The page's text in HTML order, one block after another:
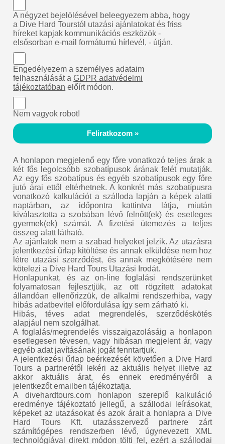
A négyzet bejelölésével beleegyezem abba, hogy
a Dive Hard Tourstól utazási ajánlatokat és friss
híreket kapjak kommunikációs eszközök -
elsősorban e-mail formátumú hírlevél, - útján.
Engedélyezem a személyes adataim
felhasználását aGDPR adatvédelmi
tájékoztatóban előírt módon.
Nem vagyok robot!
Feliratkozom »
A honlapon megjelenő egy főre vonatkozó teljes árak a
két fős legolcsóbb szobatípusok árának felét mutatják.
Az egy fős szobatípus és egyéb szobatípusok egy főre
jutó árai ettől eltérhetnek. A konkrét más szobatípusra
vonatkozó kalkulációt a szálloda lapján a képek alatti
naptárban, az időpontra kattintva látja, miután
kiválasztotta a szobában lévő felnőtt(ek) és esetleges
gyermek(ek) számát. A fizetési ütemezés a teljes
összeg alatt látható.
Az ajánlatok nem a szabad helyeket jelzik. Az utazásra
jelentkezési űrlap kitöltése és annak elküldése nem hoz
létre utazási szerződést, és annak megkötésére nem
kötelezi a Dive Hard Tours Utazási Irodát.
Honlapunkat, és az on-line foglalási rendszerünket
folyamatosan fejlesztjük, az ott rögzített adatokat
állandóan ellenőrizzük, de alkalmi rendszerhiba, vagy
hibás adatbevitel előfordulása így sem zárható ki.
Hibás, téves adat megrendelés, szerződéskötés
alapjául nem szolgálhat.
A foglalás/megrendelés visszaigazolásáig a honlapon
esetlegesen tévesen, vagy hibásan megjelent ár, vagy
egyéb adat javításának jogát fenntartjuk.
A jelentkezési űrlap beérkezését követően a Dive Hard
Tours a partnerétől lekéri az aktuális helyet illetve az
akkor aktuális árat, és ennek eredményéről a
jelentkezőt emailben tájékoztatja.
A divehardtours.com honlapon szereplő kalkuláció
eredménye tájékoztató jellegű, a szállodai leírásokat,
képeket az utazásokat és azok árait a honlapra a Dive
Hard Tours Kft. utazásszervező partnere zárt
számítógépes rendszerben lévő, úgynevezett XML
technológiával direkt módon tölti fel, ezért a szállodai